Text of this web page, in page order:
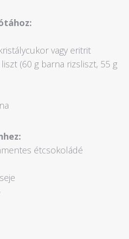
vagy eritrit
(60 g barna rizsliszt, 55 g
étcsokoládé